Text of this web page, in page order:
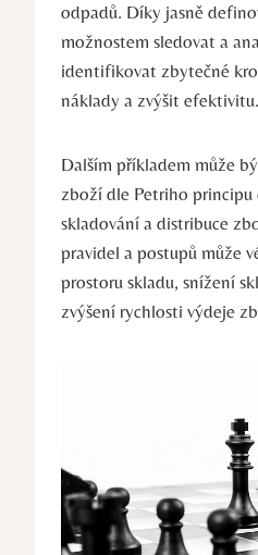
odpadů.⁢ Díky jasně
možnostem ‍sledovat a
identifikovat⁢ zbytečné
náklady ‍a zvýšit ​efektivitu.
Dalším příkladem může
zboží dle‍ Petriho principu
skladování a ‌distribuce
pravidel a​ postupů může⁤
prostoru skladu, snížení
‍zvýšení rychlosti výdeje